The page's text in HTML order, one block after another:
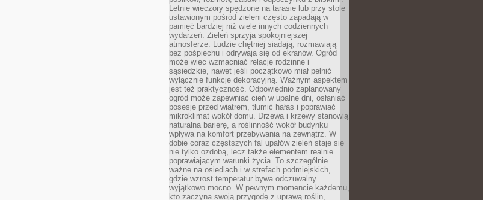
Letnie wieczory spędzone na tarasie lub przy stole
ustawionym pośród zieleni często zapadają w
pamięć bardziej niż wiele innych codziennych
wydarzeń. Zieleń sprzyja spokojniejszej
atmosferze. Ludzie chętniej siadają, rozmawiają
bez pośpiechu i odrywają się od ekranów. Ogród
może więc wzmacniać relacje rodzinne i
sąsiedzkie, nawet jeśli początkowo miał pełnić
wyłącznie funkcję dekoracyjną. Ważnym aspektem
jest też praktyczność. Odpowiednio zaplanowany
ogród może zapewniać cień w upalne dni, osłaniać
posesję przed wiatrem, tłumić hałas i poprawiać
mikroklimat wokół domu. Drzewa i krzewy stanowią
naturalną barierę, a roślinność wokół budynku
wpływa na komfort przebywania na zewnątrz. W
dobie coraz częstszych fal upałów zieleń staje się
nie tylko ozdobą, lecz także elementem realnie
poprawiającym warunki życia. To szczególnie
ważne na osiedlach i w strefach podmiejskich,
gdzie wzrost temperatur bywa odczuwalny
wyjątkowo mocno. W pewnym momencie każdemu,
kto zaczyna swoją przygodę z uprawą roślin,